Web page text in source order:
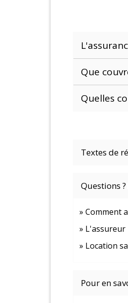
Que
Quelles
Textes de
Questions ?
Comment
Location
Pour en